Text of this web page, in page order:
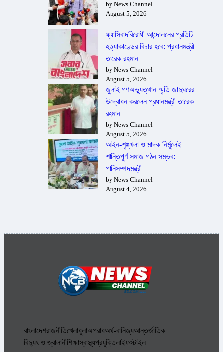
by News Channel
August 5, 2026
ফ্যাসিবাদবিরোধী আন্দোলনের প্রতিটি
হত্যাকাণ্ডের বিচার হবে: প্রধানমন্ত্রী
তারেক রহমান
by News Channel
August 5, 2026
জুলাই গণঅভ্যুত্থান স্মৃতি জাদুঘরের
উদ্বোধন করলেন প্রধানমন্ত্রী তারেক
রহমান
by News Channel
August 5, 2026
আইন-শৃঙ্খলা ও মাদক নির্মূলেই
শান্তিপূর্ণ সমাজ গঠন সম্ভব:
পানিসম্পদমন্ত্রী
by News Channel
August 4, 2026
বাংলাদেশরাজনীতিখেলাধুলাঅপরাধঅর্থ-বানিজ্যআন্তর্জাতিক
বিদ্যুৎ ও জ্বালানীশিক্ষাস্বাস্থ্যপ্রযুক্তিলাইফস্টাইল